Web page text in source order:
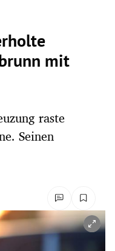
mit
raste
Seinen